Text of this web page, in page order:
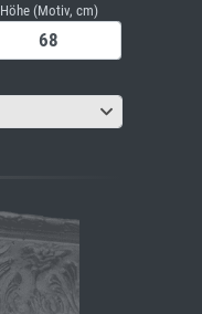
Höhe (Motiv, cm)